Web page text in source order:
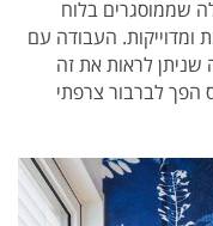
שממוסגרים בלוח
ומדוייקות. העבודה עם
שניתן לראות את זה
הפך לברבור צרפתי